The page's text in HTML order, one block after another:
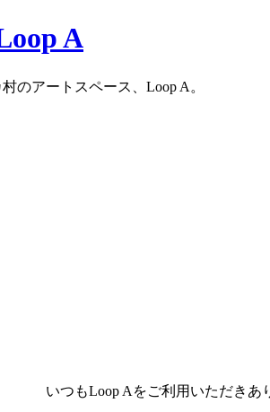
のアートスペース、Loop A。
いつもLoop Aをご利用いただきあ